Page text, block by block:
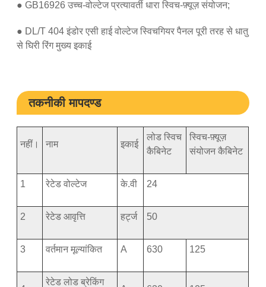
● GB16926 उच्च-वोल्टेज प्रत्यावर्ती धारा स्विच-फ़्यूज़ संयोजन;
● DL/T 404 इंडोर एसी हाई वोल्टेज स्विचगियर पैनल पूरी तरह से धातु
से घिरी रिंग मुख्य इकाई
तकनीकी मापदण्ड
नहीं। नाम इकाई
लोड स्विच
कैबिनेट
स्विच-फ़्यूज़
संयोजन कैबिनेट
1 रेटेड वोल्टेज के.वी 24
2 रेटेड आवृत्ति हर्ट्ज 50
3 वर्तमान मूल्यांकित A 630 125
रेटेड लोड ब्रेकिंग